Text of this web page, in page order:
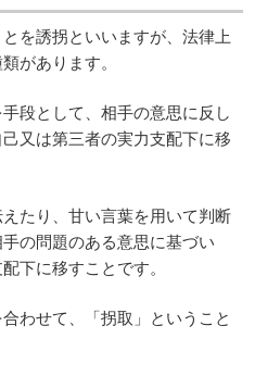
を誘拐といいますが、法律上
があります。
段として、相手の意思に反し
又は第三者の実力支配下に移
えたり、甘い言葉を用いて判断
の問題のある意思に基づい
下に移すことです。
わせて、「拐取」ということ